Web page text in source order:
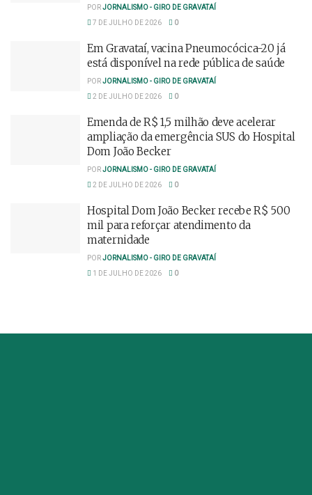
PORJORNALISMO - GIRO DE GRAVATAÍ
7 DE JULHO DE 2026
0
Em Gravataí, vacina Pneumocócica-20 já
está disponível na rede pública de saúde
PORJORNALISMO - GIRO DE GRAVATAÍ
2 DE JULHO DE 2026
0
Emenda de R$ 1,5 milhão deve acelerar
ampliação da emergência SUS do Hospital
Dom João Becker
PORJORNALISMO - GIRO DE GRAVATAÍ
2 DE JULHO DE 2026
0
Hospital Dom João Becker recebe R$ 500
mil para reforçar atendimento da
maternidade
PORJORNALISMO - GIRO DE GRAVATAÍ
1 DE JULHO DE 2026
0